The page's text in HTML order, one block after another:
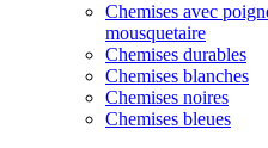
Chemises avec
mousquetaire
Chemises durables
Chemises blanches
Chemises noires
Chemises bleues